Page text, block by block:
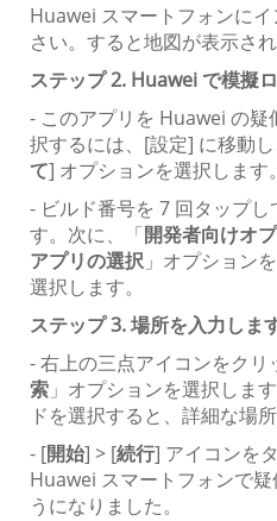
Huawei スマートフォンに
さい。すると地図が表示され
ステップ 2. Huawei で模擬
- このアプリを Huawei の
択するには、[設定] に移動
て] オプションを選択します。
- ビルド番号を 7 回タップ
す。次に、「開発者向けオ
アプリの選択 」オプション
選択します。
ステップ 3. 場所を入力しま
- 右上の三点アイコンをク
索 」オプションを選択しま
ドを選択すると、詳細な場
- [開始] > [続行] アイコンを
Huawei スマートフォンで
うになりました。